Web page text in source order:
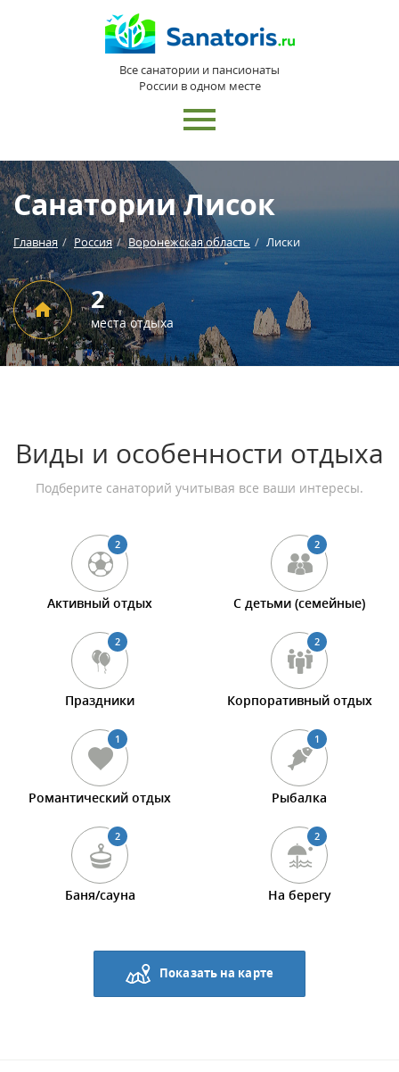
Все санатории и пансионаты
России в одном месте
Санатории Лисок
Главная Россия Воронежская область Лиски
2
места отдыха
Виды и особенности отдыха
Подберите санаторий учитывая все ваши интересы.
2
Активный отдых
2
С детьми (семейные)
2
Праздники
2
Корпоративный отдых
1
Романтический отдых
1
Рыбалка
2
Баня/сауна
2
На берегу
Показать на карте